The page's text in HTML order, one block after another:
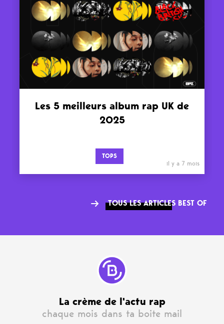
Les 5 meilleurs album rap UK de
2025
TOPS
il y a 7 mois
TOUS LES ARTICLES BEST OF
La crème de l'actu rap
chaque mois dans ta boite mail